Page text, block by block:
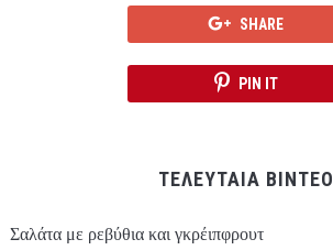
SHARE
PIN IT
ΤΕΛΕΥΤΑΙΑ ΒΙΝΤΕΟ
Σαλάτα με ρεβύθια και γκρέιπφρουτ